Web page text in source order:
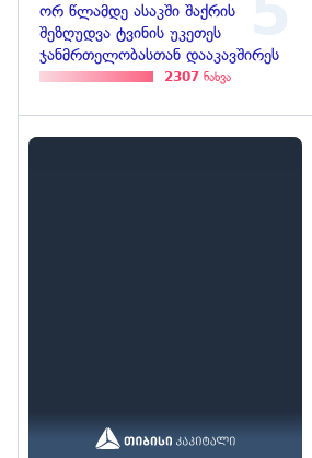
ორ წლამდე ასაკში შაქრის
შეზღუდვა ტვინის უკეთეს
ჯანმრთელობასთან დააკავშირეს
2307 ნახვა